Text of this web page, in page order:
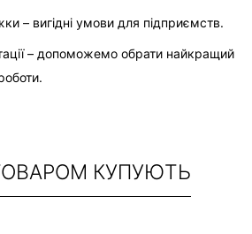
– вигідні умови для підприємств.
– допоможемо обрати найкращий
КУПУЮТЬ